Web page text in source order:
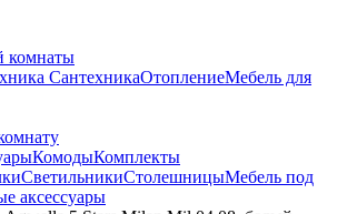
комнаты
СантехникаОтоплениеМебель для
КомодыКомплекты
СветильникиСтолешницыМебель под
аксессуары